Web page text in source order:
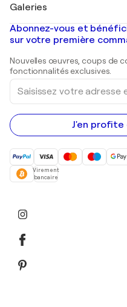
Banksy
Mr. Brainwash
Shepard Fairey
Tableaux abstraits à vendre
Peintures de paysage
Estampes
Peintures acryliques
Galeries
Galeries d'art en France
Galeries d'art en Belgique
Abonnez-vous et
sur votre première
Nouvelles œuvres, coups de
fonctionnalités exclusives.
Saisissez
votre
adresse
e-
mail
J'en profite
Virement
bancaire